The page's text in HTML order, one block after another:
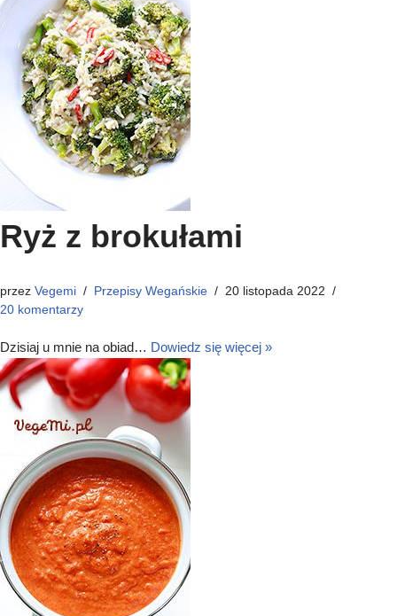
Ryż z brokułami
przez Vegemi Przepisy Wegańskie
20 listopada 2022
20 komentarzy
Dzisiaj u mnie na obiad… Dowiedz się więcej »